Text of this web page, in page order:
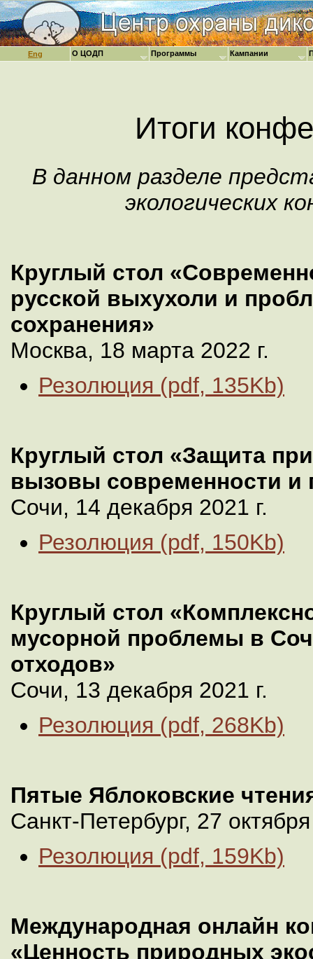
Eng
Итоги
В данном разделе
экологических
Круглый стол
русской выхухоли и
сохранения»
Москва, 18 марта 2022 г.
Резолюция (pdf, 135Kb)
Круглый стол «Защита
вызовы современности и
Сочи, 14 декабря 2021 г.
Резолюция (pdf, 150Kb)
Круглый стол
мусорной проблемы в
отходов»
Сочи, 13 декабря 2021 г.
Резолюция (pdf, 268Kb)
Пятые Яблоковские
Санкт-Петербург, 27
Резолюция (pdf, 159Kb)
Международная онлайн
«Ценность природных
О ЦОДП Программы Кампании